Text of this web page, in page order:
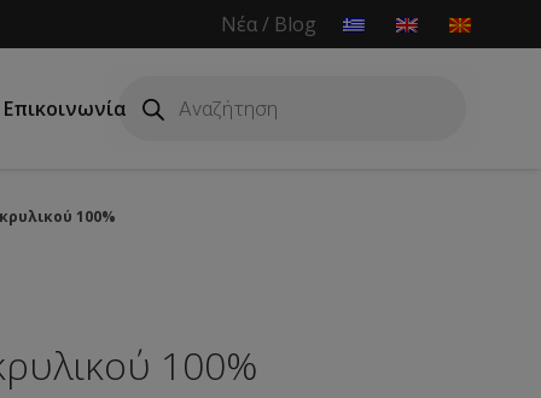
Νέα / Blog
Επικοινωνίαsearch
100%
100%